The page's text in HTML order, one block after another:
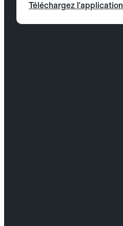
Téléchargez l'application